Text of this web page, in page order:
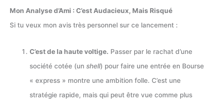
Mon Analyse d’Ami : C’est Audacieux, Mais Risqué
Si tu veux mon avis très personnel sur ce lancement :
C’est de la haute voltige. Passer par le rachat d’une
société cotée (unshell) pour faire une entrée en Bourse
« express » montre une ambition folle. C’est une
stratégie rapide, mais qui peut être vue comme plus